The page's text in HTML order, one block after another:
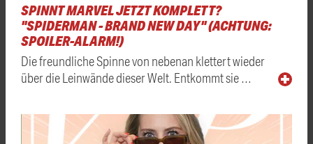
SPINNT MARVEL JETZT KOMPLETT?
"SPIDERMAN - BRAND NEW DAY" (ACHTUNG:
SPOILER-ALARM!)
Die freundliche Spinne von nebenan klettert wieder
über die Leinwände dieser Welt. Entkommt sie …